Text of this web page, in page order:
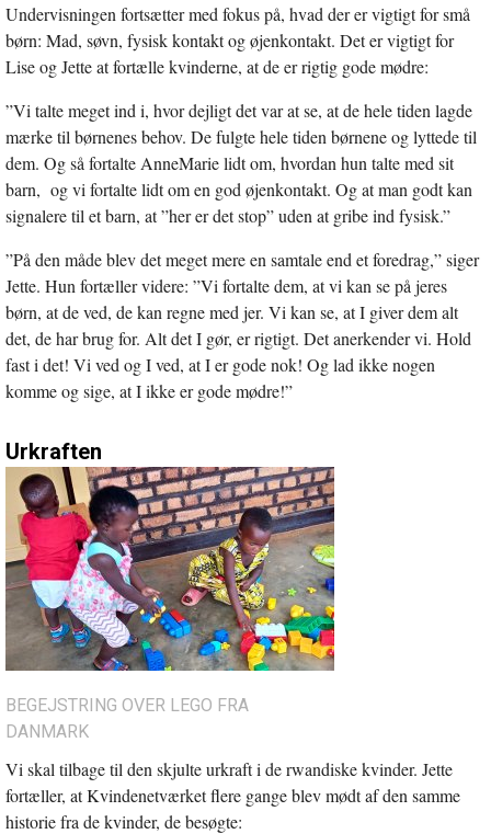
Undervisningen fortsætter med fokus på, hvad der er vigtigt for små
børn: Mad, søvn, fysisk kontakt og øjenkontakt. Det er vigtigt for
Lise og Jette at fortælle kvinderne, at de er rigtig gode mødre:
”Vi talte meget ind i, hvor dejligt det var at se, at de hele tiden lagde
mærke til børnenes behov. De fulgte hele tiden børnene og lyttede til
dem. Og så fortalte AnneMarie lidt om, hvordan hun talte med sit
barn, og vi fortalte lidt om en god øjenkontakt. Og at man godt kan
signalere til et barn, at ”her er det stop” uden at gribe ind fysisk.”
”På den måde blev det meget mere en samtale end et foredrag,” siger
Jette. Hun fortæller videre: ”Vi fortalte dem, at vi kan se på jeres
børn, at de ved, de kan regne med jer. Vi kan se, at I giver dem alt
det, de har brug for. Alt det I gør, er rigtigt. Det anerkender vi. Hold
fast i det! Vi ved og I ved, at I er gode nok! Og lad ikke nogen
komme og sige, at I ikke er gode mødre!”
Urkraften
BEGEJSTRING OVER LEGO FRA
DANMARK
Vi skal tilbage til den skjulte urkraft i de rwandiske kvinder. Jette
fortæller, at Kvindenetværket flere gange blev mødt af den samme
historie fra de kvinder, de besøgte: